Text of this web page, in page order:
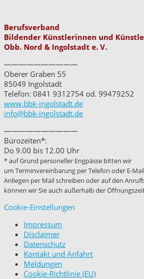
Berufsverband
Bildender Künstlerinnen und
Obb. Nord & Ingolstadt e. V.
——————————
Oberer Graben 55
85049 Ingolstadt
Telefon: 0841 9312754 od. 99479252
www.bbk-ingolstadt.de
info@bbk-ingolstadt.de
——————————
Bürozeiten*:
Do 9.00 bis 12.00 Uhr
* auf Grund personeller Engpässe bitten wir
um Terminvereinbarung per Telefon oder E-
Anliegen per Mail schreiben oder auf den
können wir Sie auch außerhalb der
Cookie-Einstellungen
Impressum
Disclaimer
Datenschutz
Kontakt und Anfahrt
Meldungen
Cookie-Richtlinie (EU)